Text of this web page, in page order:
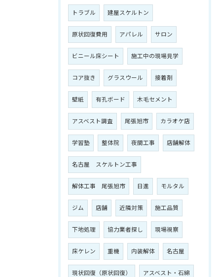
トラブル 建屋スケルトン
原状回復費用 アパレル サロン
ビニール床シート 施工中の現場見学
コア抜き グラスウール 接着剤
壁紙 有孔ボード 木毛セメント
アスベスト調査 尾張旭市 カラオケ店
学習塾 整体院 夜間工事 店舗解体
名古屋 スケルトン工事
解体工事 尾張旭市 日進 モルタル
ジム 店舗 近隣対策 施工品質
下地処理 協力業者探し 現場視察
床ケレン 重機 内装解体 名古屋
現状回復（原状回復） アスベスト・石綿